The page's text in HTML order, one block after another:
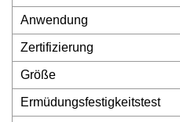
Anwendung
Zertifizierung
Größe
Ermüdungsfestigkeitstest